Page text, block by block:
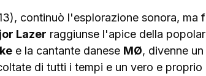
continuò l'esplorazione sonora, ma
Lazer raggiunse l'apice della
e la cantante danese MØ, divenne un
di tutti i tempi e un vero e proprio